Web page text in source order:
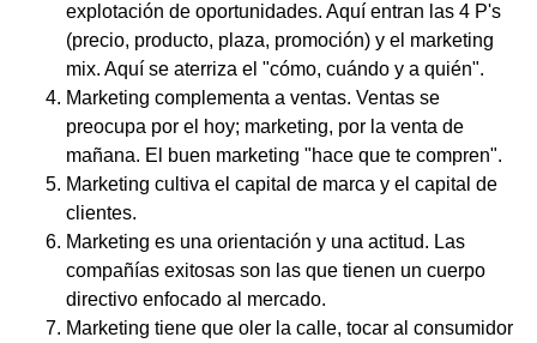
explotación de oportunidades. Aquí entran las 4 P's
(precio, producto, plaza, promoción) y el marketing
mix. Aquí se aterriza el "cómo, cuándo y a quién".
Marketing complementa a ventas. Ventas se
preocupa por el hoy; marketing, por la venta de
mañana. El buen marketing "hace que te compren".
Marketing cultiva el capital de marca y el capital de
clientes.
Marketing es una orientación y una actitud. Las
compañías exitosas son las que tienen un cuerpo
directivo enfocado al mercado.
Marketing tiene que oler la calle, tocar al consumidor